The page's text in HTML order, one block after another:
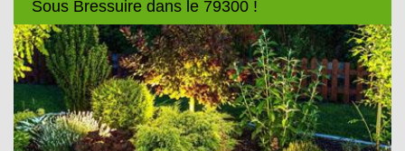
Sous Bressuire dans le 79300 !